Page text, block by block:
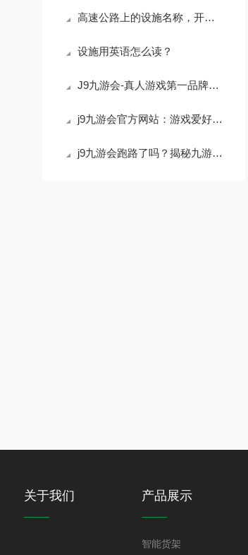
高速公路上的设施名称，开启便捷旅行新体验
设施用英语怎么读？
J9九游会-真人游戏第一品牌952461
j9九游会官方网站：游戏爱好者的天堂
j9九游会跑路了吗？揭秘九游会最新动态和
关于我们 产品展示
智能货架